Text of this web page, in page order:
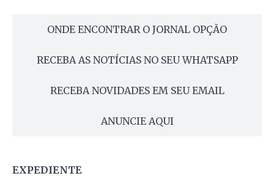
ONDE ENCONTRAR O JORNAL OPÇÃO
RECEBA AS NOTÍCIAS NO SEU WHATSAPP
RECEBA NOVIDADES EM SEU EMAIL
ANUNCIE AQUI
EXPEDIENTE